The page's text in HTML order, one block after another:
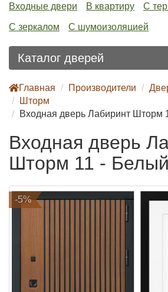
Входные двери В квартиру С
С зеркалом С шумоизоляцией
Каталог дверей
Главная Производители
Шторм
Входная дверь Лабиринт Шторм
Входная дверь
Шторм 11 -
-5%